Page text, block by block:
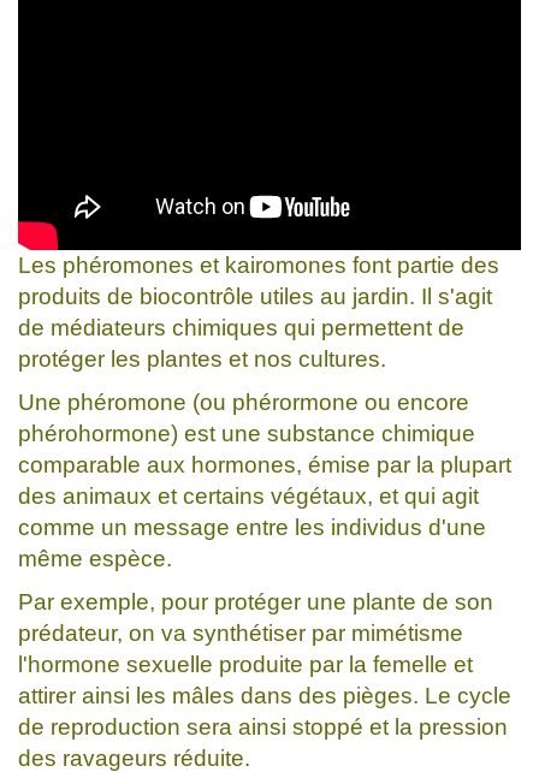
Les phéromones et kairomones font partie des
produits de biocontrôle utiles au jardin. Il s'agit
de médiateurs chimiques qui permettent de
protéger les plantes et nos cultures.
Une phéromone (ou phérormone ou encore
phérohormone) est une substance chimique
comparable aux hormones, émise par la plupart
des animaux et certains végétaux, et qui agit
comme un message entre les individus d'une
même espèce.
Par exemple, pour protéger une plante de son
prédateur, on va synthétiser par mimétisme
l'hormone sexuelle produite par la femelle et
attirer ainsi les mâles dans des pièges. Le cycle
de reproduction sera ainsi stoppé et la pression
des ravageurs réduite.